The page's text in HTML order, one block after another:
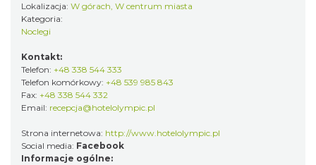
Lokalizacja: W górach, W centrum miasta
Kategoria:
Noclegi
Kontakt:
Telefon: +48 338 544 333
Telefon komórkowy: +48 539 985 843
Fax: +48 338 544 332
Email: recepcja@hotelolympic.pl
Strona internetowa: http://www.hotelolympic.pl
Social media: Facebook
Informacje ogólne: